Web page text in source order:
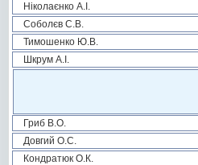
Ніколаєнко А.І.
Соболєв С.В.
Тимошенко Ю.В.
Шкрум А.І.
Гриб В.О.
Довгий О.С.
Кондратюк О.К.